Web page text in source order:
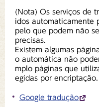
(Nota) Os serviços de
idos automaticamente
pelo que podem não
precisas.
Existem algumas
o automática não
mplo páginas que
egidas por encriptação.
Google tradução